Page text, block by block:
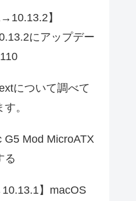
】
にアップデー
について調べて
。
G5 Mod MicroATX
る
】macOS